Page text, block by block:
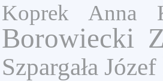
Koprek Anna
Borowiecki
Szpargała Józef